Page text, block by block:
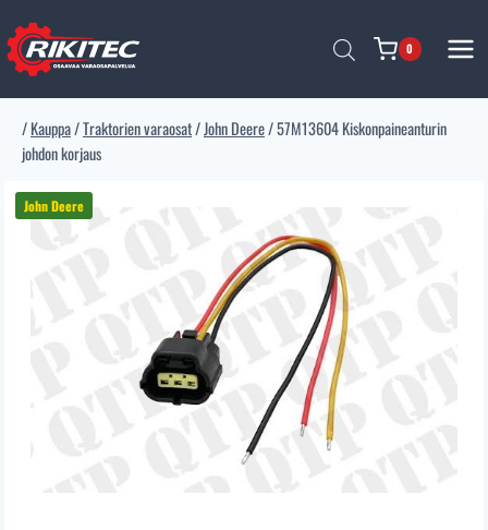
sisältöön
0
/Kauppa/Traktorien varaosat/John Deere/57M13604 Kiskonpaineanturin
johdon korjaus